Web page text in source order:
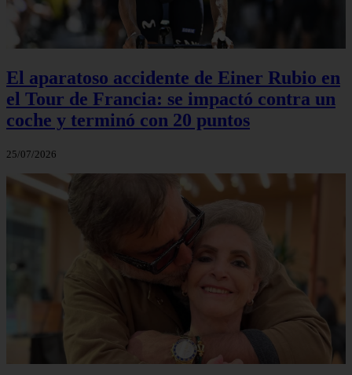
El aparatoso accidente de Einer Rubio en
el Tour de Francia: se impactó contra un
coche y terminó con 20 puntos
25/07/2026